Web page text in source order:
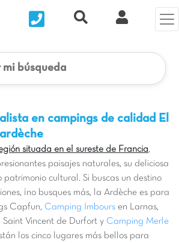
Nous contacterRecherche rapide
Mi
mi búsqueda
en campings de calidad
El
situada en el sureste de Francia,
paisajes naturales, su deliciosa
patrimonio cultural. Si buscas un destino
¡no busques más, la Ardèche es para
Capfun, Camping Imbours en Larnas,
Saint Vincent de Durfort y Camping Merle
los cinco lugares más bellos para